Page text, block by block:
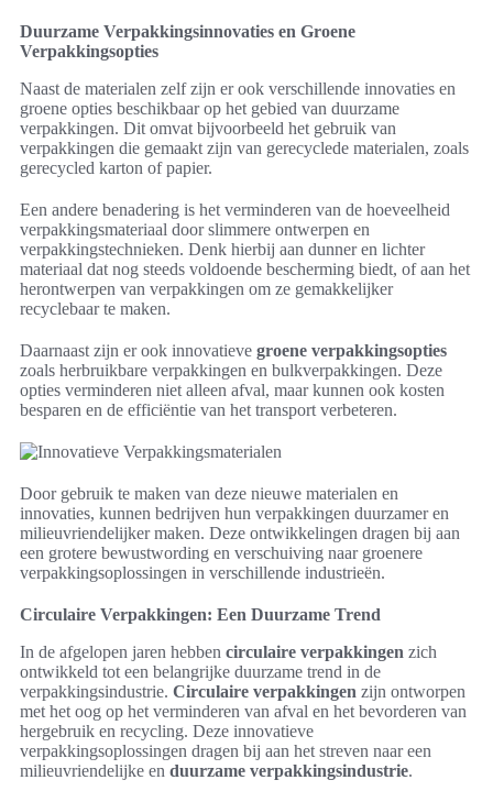
Duurzame Verpakkingsinnovaties en Groene
Verpakkingsopties
Naast de materialen zelf zijn er ook verschillende innovaties en
groene opties beschikbaar op het gebied van duurzame
verpakkingen. Dit omvat bijvoorbeeld het gebruik van
verpakkingen die gemaakt zijn van gerecyclede materialen, zoals
gerecycled karton of papier.
Een andere benadering is het verminderen van de hoeveelheid
verpakkingsmateriaal door slimmere ontwerpen en
verpakkingstechnieken. Denk hierbij aan dunner en lichter
materiaal dat nog steeds voldoende bescherming biedt, of aan het
herontwerpen van verpakkingen om ze gemakkelijker
recyclebaar te maken.
Daarnaast zijn er ook innovatieve groene verpakkingsopties
zoals herbruikbare verpakkingen en bulkverpakkingen. Deze
opties verminderen niet alleen afval, maar kunnen ook kosten
besparen en de efficiëntie van het transport verbeteren.
Door gebruik te maken van deze nieuwe materialen en
innovaties, kunnen bedrijven hun verpakkingen duurzamer en
milieuvriendelijker maken. Deze ontwikkelingen dragen bij aan
een grotere bewustwording en verschuiving naar groenere
verpakkingsoplossingen in verschillende industrieën.
Circulaire Verpakkingen: Een Duurzame Trend
In de afgelopen jaren hebben circulaire verpakkingen zich
ontwikkeld tot een belangrijke duurzame trend in de
verpakkingsindustrie. Circulaire verpakkingen zijn ontworpen
met het oog op het verminderen van afval en het bevorderen van
hergebruik en recycling. Deze innovatieve
verpakkingsoplossingen dragen bij aan het streven naar een
milieuvriendelijke en duurzame verpakkingsindustrie.